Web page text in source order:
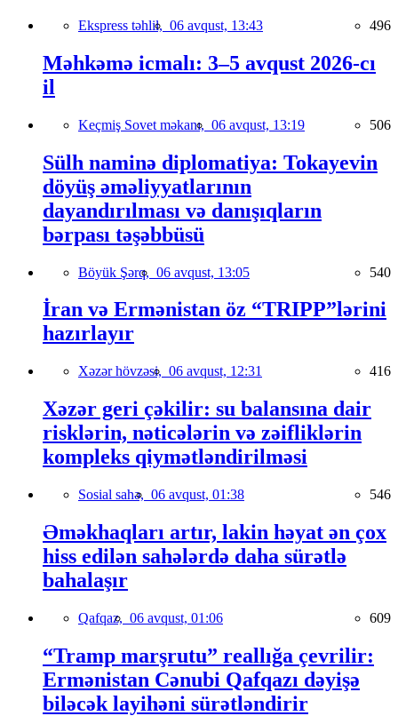
Ekspress təhlil, 06 avqust, 13:43 496
Məhkəmə icmalı: 3–5 avqust 2026-cı
il
Keçmiş Sovet məkanı, 06 avqust, 13:19 506
Sülh naminə diplomatiya: Tokayevin
döyüş əməliyyatlarının
dayandırılması və danışıqların
bərpası təşəbbüsü
Böyük Şərq, 06 avqust, 13:05 540
İran və Ermənistan öz “TRIPP”lərini
hazırlayır
Xəzər hövzəsi, 06 avqust, 12:31 416
Xəzər geri çəkilir: su balansına dair
risklərin, nəticələrin və zəifliklərin
kompleks qiymətləndirilməsi
Sosial sahə, 06 avqust, 01:38 546
Əməkhaqları artır, lakin həyat ən çox
hiss edilən sahələrdə daha sürətlə
bahalaşır
Qafqaz, 06 avqust, 01:06 609
“Tramp marşrutu” reallığa çevrilir:
Ermənistan Cənubi Qafqazı dəyişə
biləcək layihəni sürətləndirir